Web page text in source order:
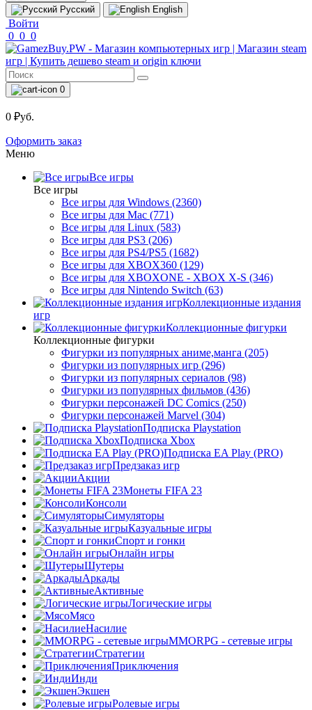
Русский
English
Войти
0 0 0
0
0 ₽уб.
Оформить заказ
Меню
Все игры
Все игры
Все игры для Windows (2360)
Все игры для Mac (771)
Все игры для Linux (583)
Все игры для PS3 (206)
Все игры для PS4/PS5 (1682)
Все игры для XBOX360 (129)
Все игры для XBOXONE - XBOX X-S (346)
Все игры для Nintendo Switch (63)
Коллекционные издания
игр
Коллекционные фигурки
Коллекционные фигурки
Фигурки из популярных аниме,манга (205)
Фигурки из популярных игр (296)
Фигурки из популярных сериалов (98)
Фигурки из популярных фильмов (436)
Фигурки персонажей DC Comics (250)
Фигурки персонажей Marvel (304)
Подписка Playstation
Подписка Xbox
Подписка EA Play (PRO)
Предзаказ игр
Акции
Монеты FIFA 23
Консоли
Симуляторы
Казуальные игры
Спорт и гонки
Онлайн игры
Шутеры
Аркады
Активные
Логические игры
Мясо
Насилие
MMORPG - сетевые игры
Стратегии
Приключения
Инди
Экшен
Ролевые игры